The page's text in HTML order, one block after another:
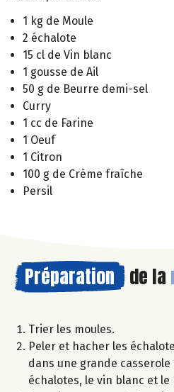
1 kg de Moule
2 échalote
15 cl de Vin blanc
1 gousse de Ail
50 g de Beurre demi-sel
Curry
1 cc de Farine
1 Oeuf
1 Citron
100 g de Crème fraîche
Persil
Préparation de la
Trier les moules.
Peler et hacher les
dans une grande
échalotes, le vin blanc et le